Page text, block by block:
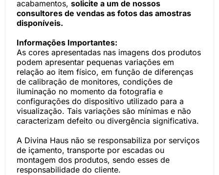
acabamentos, solicite a um de nossos
consultores de vendas as fotos das amostras
disponíveis.
Informações Importantes:
As cores apresentadas nas imagens dos produtos
podem apresentar pequenas variações em
relação ao item físico, em função de diferenças
de calibração de monitores, condições de
iluminação no momento da fotografia e
configurações do dispositivo utilizado para a
visualização. Tais variações são mínimas e não
caracterizam defeito ou divergência significativa.
A Divina Haus não se responsabiliza por serviços
de içamento, transporte por escadas ou
montagem dos produtos, sendo esses de
responsabilidade do cliente.